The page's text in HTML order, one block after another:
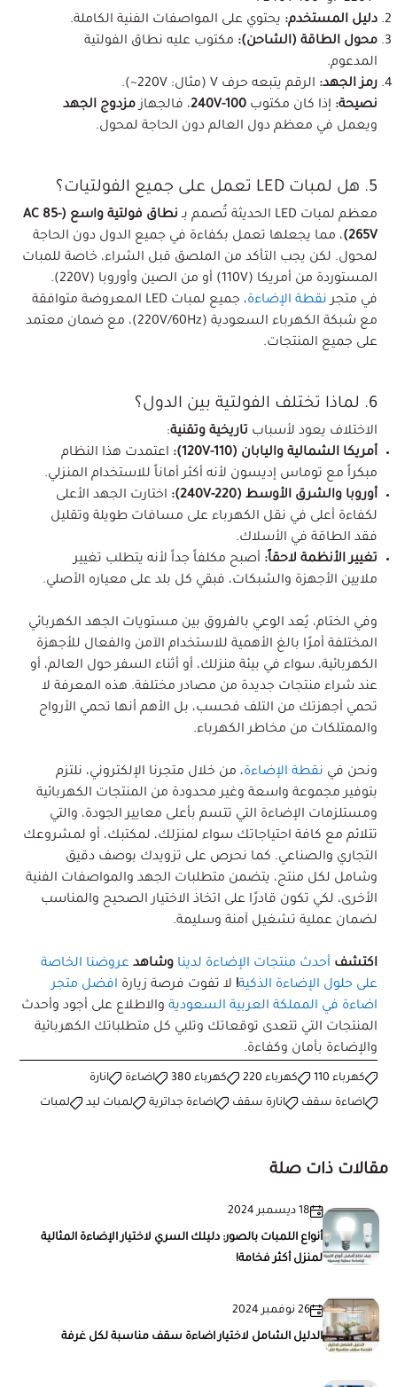
دليل المستخدم: يحتوي على المواصفات الفنية الكاملة.
محول الطاقة (الشاحن): مكتوب عليه نطاق الفولتية
المدعوم.
رمز الجهد: الرقم يتبعه حرف V (مثال: 220V~).
نصيحة: إذا كان مكتوب 100-240V ، فالجهازمزدوج الجهد
ويعمل في معظم دول العالم دون الحاجة لمحول.
5. هل لمبات LED تعمل على جميع الفولتيات؟
معظم لمبات LED الحديثة تُصمم بـ
نطاق فولتية واسع (AC 85-
265V) ، مما يجعلها تعمل بكفاءة في جميع الدول دون الحاجة
لمحول. لكن يجب التأكد من الملصق قبل الشراء، خاصة للمبات
المستوردة من أمريكا (110V) أو من الصين وأوروبا (220V).
في متجرنقطة الإضاءة
، جميع لمبات LED المعروضة متوافقة
مع شبكة الكهرباء السعودية (220V/60Hz)، مع ضمان معتمد
على جميع المنتجات.
6. لماذا تختلف الفولتية بين الدول؟
الاختلاف يعود لأسباب تاريخية وتقنية:
أمريكا الشمالية واليابان (110-120V):
اعتمدت هذا النظام
مبكراً مع توماس إديسون لأنه أكثر أماناً للاستخدام المنزلي.
أوروبا والشرق الأوسط (220-240V):
اختارت الجهد الأعلى
لكفاءة أعلى في نقل الكهرباء على مسافات طويلة وتقليل
فقد الطاقة في الأسلاك.
تغيير الأنظمة لاحقاً: أصبح مكلفاً جداً لأنه يتطلب تغيير
ملايين الأجهزة والشبكات، فبقي كل بلد على معياره الأصلي.
وفي الختام، يُعد الوعي بالفروق بين مستويات الجهد الكهربائي
المختلفة أمرًا بالغ الأهمية للاستخدام الآمن والفعال للأجهزة
الكهربائية، سواء في بيئة منزلك، أو أثناء السفر حول العالم، أو
عند شراء منتجات جديدة من مصادر مختلفة. هذه المعرفة لا
تحمي أجهزتك من التلف فحسب، بل الأهم أنها تحمي الأرواح
والممتلكات من مخاطر الكهرباء.
ونحن في نقطة الإضاءة، من خلال متجرنا الإلكتروني، نلتزم
بتوفير مجموعة واسعة وغير محدودة من المنتجات الكهربائية
ومستلزمات الإضاءة التي تتسم بأعلى معايير الجودة، والتي
تتلائم مع كافة احتياجاتك سواء لمنزلك، لمكتبك، أو لمشروعك
التجاري والصناعي. كما نحرص على تزويدك بوصف دقيق
وشامل لكل منتج، يتضمن متطلبات الجهد والمواصفات الفنية
الأخرى، لكي تكون قادرًا على اتخاذ الاختيار الصحيح والمناسب
لضمان عملية تشغيل آمنة وسليمة.
اكتشف أحدث منتجات الإضاءة لدينا وشاهد عروضنا الخاصة
على حلول الإضاءة الذكية! لا تفوت فرصة زيارة افضل متجر
اضاءة في المملكة العربية السعودية والاطلاع على أجود وأحدث
المنتجات التي تتعدى توقعاتك وتلبي كل متطلباتك الكهربائية
والإضاءة بأمان وكفاءة.
كهرباء 110 كهرباء 220 كهرباء 380 اضاءة
انارة
اضاءة سقف
انارة سقف اضاءة جداترية لمبات ليد لمبات
مقالات ذات صلة
18 ديسمبر 2024
أنواع اللمبات بالصور: دليلك السري لاختيار الإضاءة المثالية
لمنزل أكثر فخامة!
26 نوفمبر 2024
الدليل الشامل لاختيار اضاءة سقف مناسبة لكل غرفة